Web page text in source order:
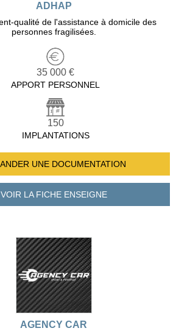
ADHAP
qualité de l'assistance à domicile des
personnes fragilisées.
35 000 €
APPORT PERSONNEL
150
IMPLANTATIONS
UNE DOCUMENTATION
VOIR LA FICHEENSEIGNE
AGENCY CAR